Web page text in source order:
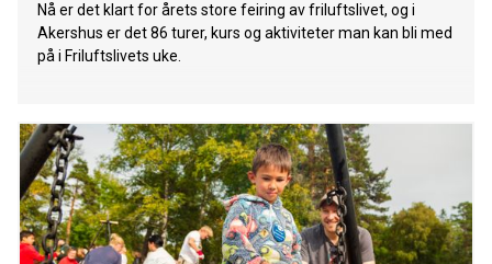
Nå er det klart for årets store feiring av friluftslivet, og i
Akershus er det 86 turer, kurs og aktiviteter man kan bli med
på i Friluftslivets uke.